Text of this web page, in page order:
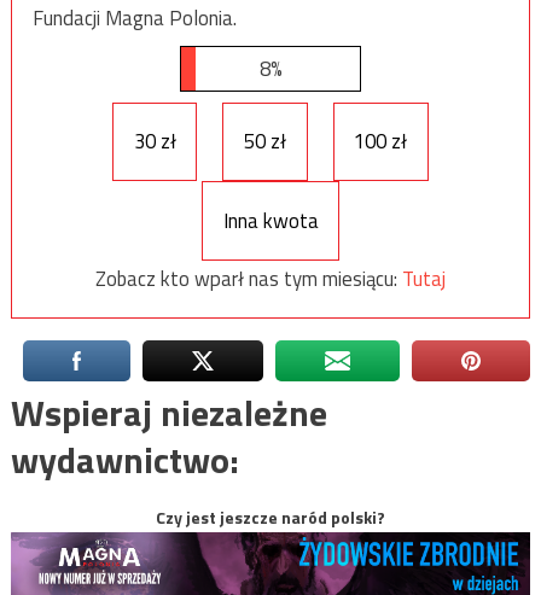
Fundacji Magna Polonia.
8%
30 zł 50 zł 100 zł
Inna kwota
Zobacz kto wparł nas tym miesiącu: Tutaj
Wspieraj niezależne
wydawnictwo:
Czy jest jeszcze naród polski?